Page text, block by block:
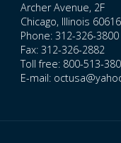
Archer Avenue, 2F
Chicago, Illinois 60616
Phone: 312-326-3800
Fax: 312-326-2882
Toll free: 800-513-
E-mail: